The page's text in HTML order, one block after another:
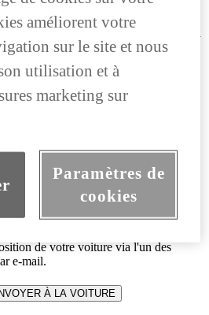
ÉLECTRIQUE
de votre véhicule électrique grâce à
conduire de manière plus douce et
du véhicule.
permet de consulter le dernier
Son emplacement est récupéré dans
les plus récentes transmises au
le contact.
votre voiture à l'aide d'autres
(telles qu'Apple Maps, Google
de votre voiture via l'un des
e-mail.
À LA VOITURE
améliorent votre
sur le site et nous
utilisation et à
marketing sur
Paramètres de
cookies